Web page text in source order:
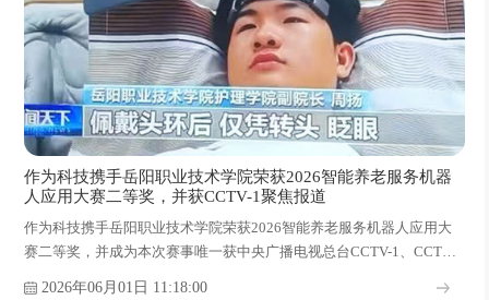
作为科技携手岳阳职业技术学院荣获2026智能养老服务机器
人应用大赛二等奖，并获CCTV-1聚焦报道
作为科技携手岳阳职业技术学院荣获2026智能养老服务机器人应用大
赛二等奖，并成为本次赛事唯一获中央广播电视总台CCTV-1、CCTV-
2026年06月01日 11:18:00